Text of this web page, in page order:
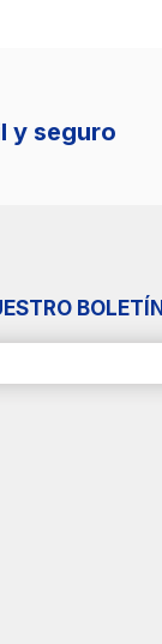
y seguro
BOLETÍN